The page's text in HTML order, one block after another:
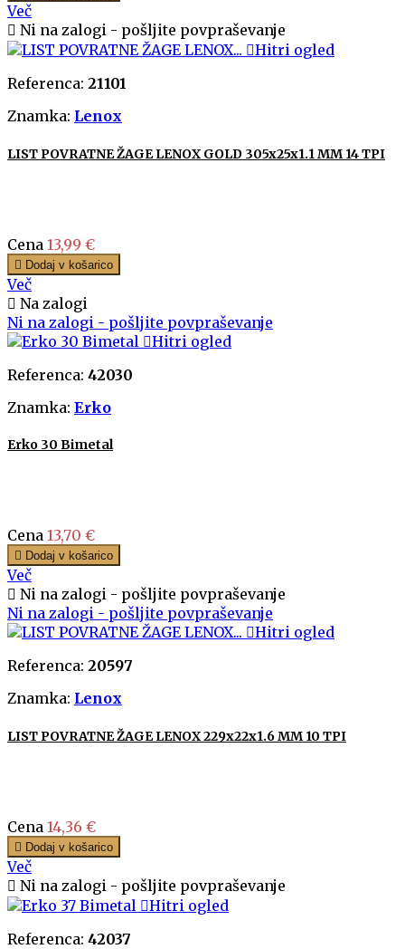
Več
 Ni na zalogi - pošljite povpraševanje
Hitri ogled
Referenca: 21101
Znamka: Lenox
LIST POVRATNE ŽAGE LENOX GOLD 305x25x1.1 MM 14 TPI
Cena 13,99 €
 Dodaj v košarico
Več
 Na zalogi
Ni na zalogi - pošljite povpraševanje
Hitri ogled
Referenca: 42030
Znamka: Erko
Erko 30 Bimetal
Cena 13,70 €
 Dodaj v košarico
Več
 Ni na zalogi - pošljite povpraševanje
Ni na zalogi - pošljite povpraševanje
Hitri ogled
Referenca: 20597
Znamka: Lenox
LIST POVRATNE ŽAGE LENOX 229x22x1.6 MM 10 TPI
Cena 14,36 €
 Dodaj v košarico
Več
 Ni na zalogi - pošljite povpraševanje
Hitri ogled
Referenca: 42037